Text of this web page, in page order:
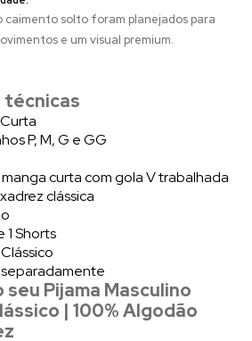
caimento solto foram planejados para
e um visual premium.
técnicas
P, M, G e GG
curta com gola V trabalhada
clássica
1 Shorts
seu Pijama Masculino
| 100% Algodão